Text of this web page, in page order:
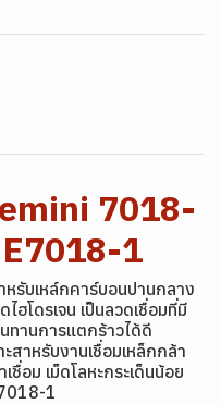
7018-
1
รับเหล์กคาร์บอนปานกลาง
ฮโดรเจน เป็นลวดเชื่อมที่มี
านการแตกร้าวได้ดี
าหรับงานเชื่อมเหล็กกล้า
อม เม็ดโลหะกระเด็นน้อย
1